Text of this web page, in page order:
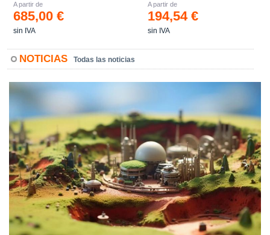
A partir de
685,00 €
sin IVA
A partir de
194,54 €
sin IVA
NOTICIAS Todas las noticias